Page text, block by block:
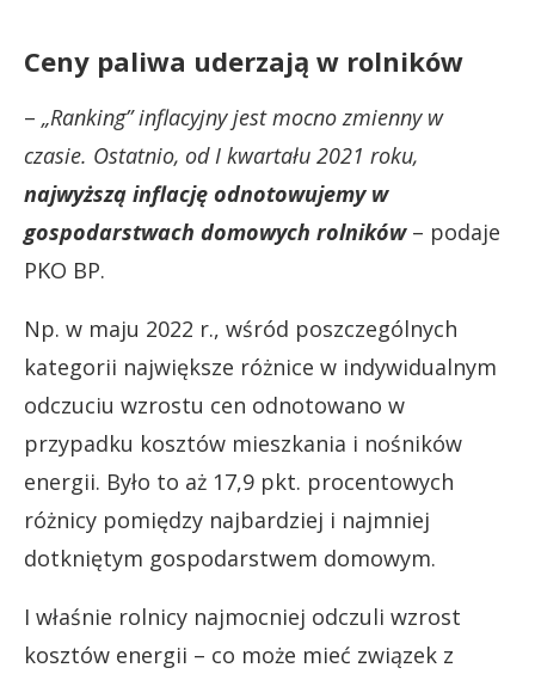
Ceny paliwa uderzają w rolników
– „Ranking” inflacyjny jest mocno zmienny w
czasie. Ostatnio, od I kwartału 2021 roku,
najwyższą inflację odnotowujemy w
gospodarstwach domowych rolników– podaje
PKO BP.
Np. w maju 2022 r., wśród poszczególnych
kategorii największe różnice w indywidualnym
odczuciu wzrostu cen odnotowano w
przypadku kosztów mieszkania i nośników
energii. Było to aż 17,9 pkt. procentowych
różnicy pomiędzy najbardziej i najmniej
dotkniętym gospodarstwem domowym.
I właśnie rolnicy najmocniej odczuli wzrost
kosztów energii – co może mieć związek z